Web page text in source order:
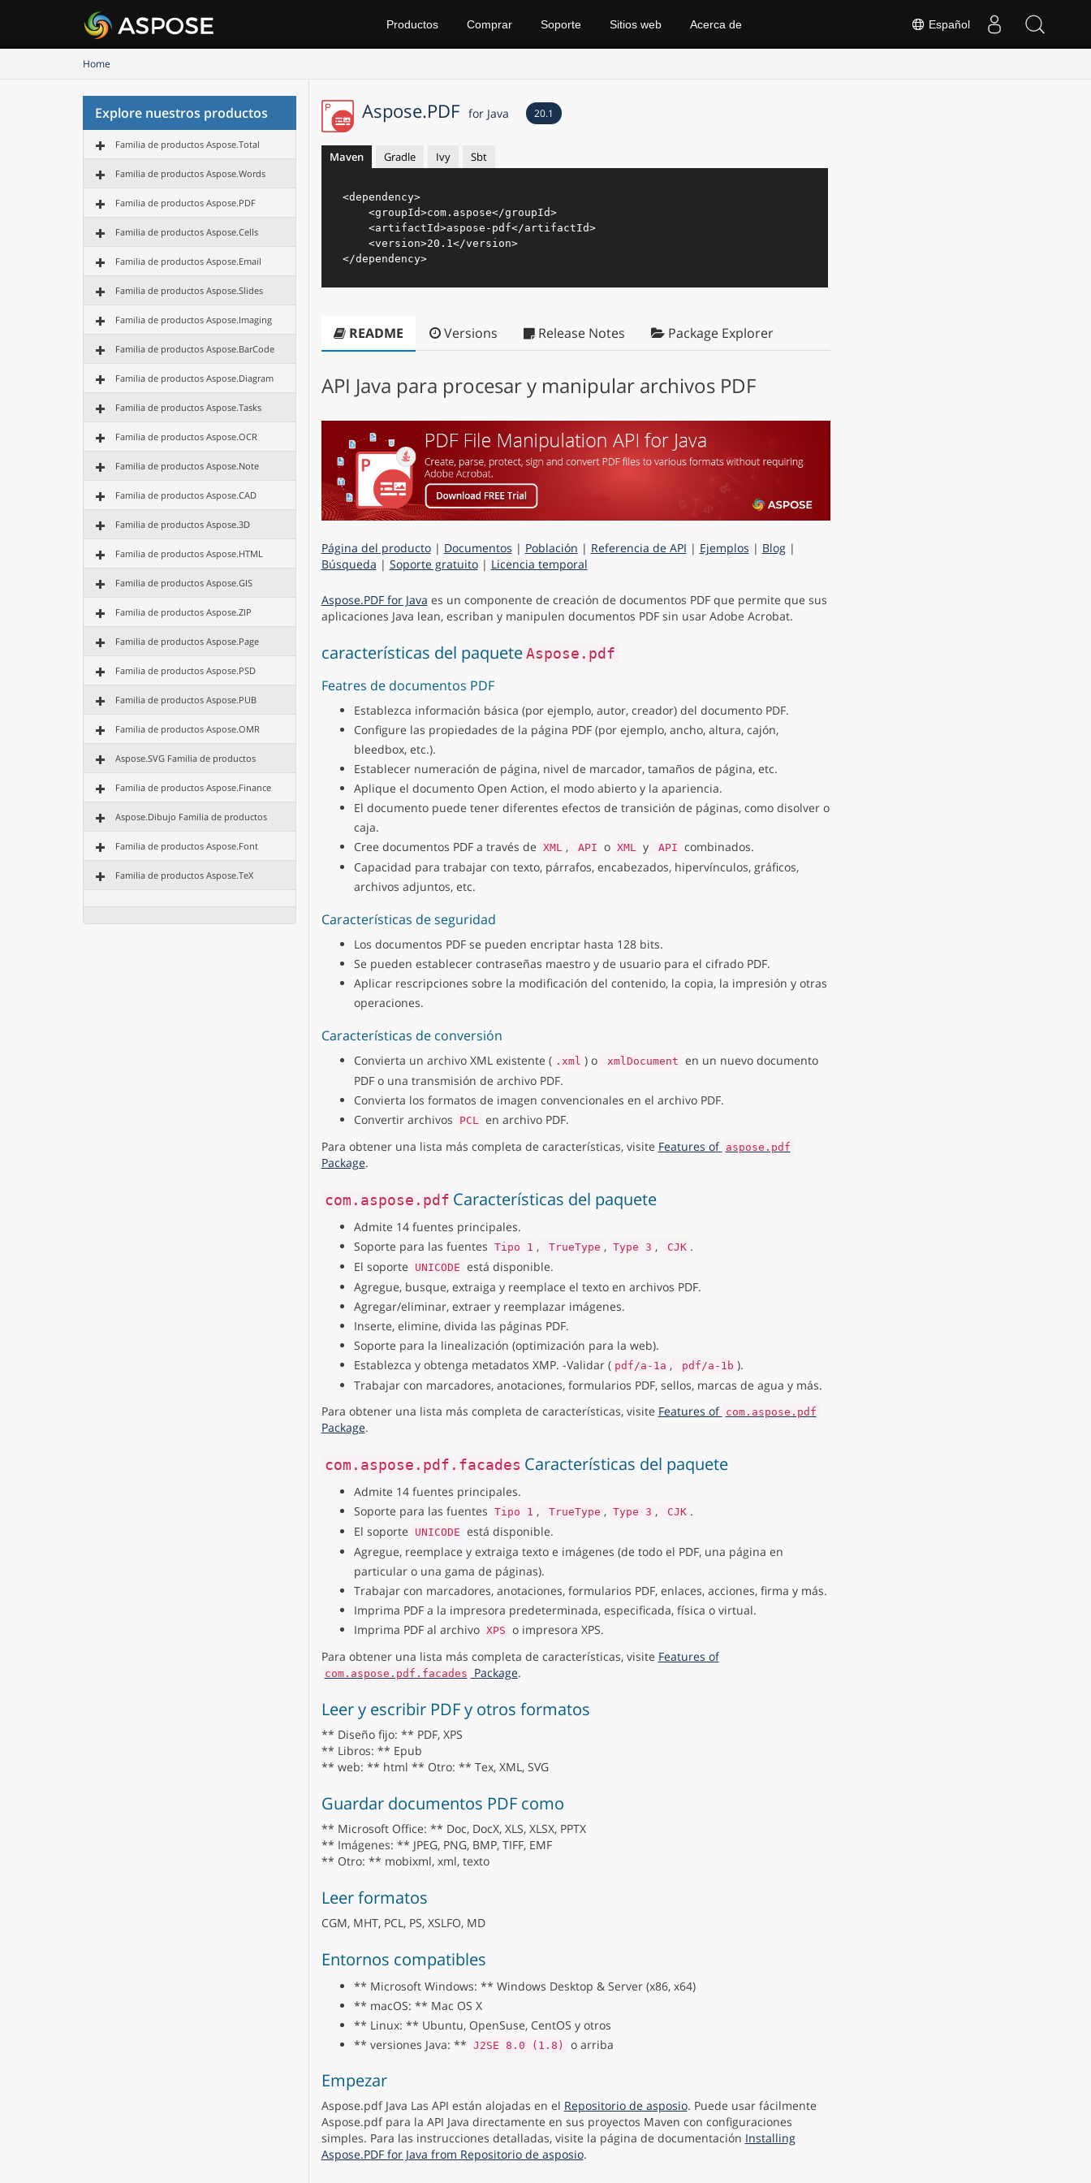
Español
Productos Comprar Soporte Sitios web Acerca de
Home
Explore nuestros productos
Familia de productos Aspose.Total
Familia de productos Aspose.Words
Familia de productos Aspose.PDF
Familia de productos Aspose.Cells
Familia de productos Aspose.Email
Familia de productos Aspose.Slides
Familia de productos Aspose.Imaging
Familia de productos Aspose.BarCode
Familia de productos Aspose.Diagram
Familia de productos Aspose.Tasks
Familia de productos Aspose.OCR
Familia de productos Aspose.Note
Familia de productos Aspose.CAD
Familia de productos Aspose.3D
Familia de productos Aspose.HTML
Familia de productos Aspose.GIS
Familia de productos Aspose.ZIP
Familia de productos Aspose.Page
Familia de productos Aspose.PSD
Familia de productos Aspose.PUB
Familia de productos Aspose.OMR
Aspose.SVG Familia de productos
Familia de productos Aspose.Finance
Aspose.Dibujo Familia de productos
Familia de productos Aspose.Font
Familia de productos Aspose.TeX
Aspose.PDF for Java 20.1
Maven Gradle Ivy Sbt
<dependency>
<groupId>com.aspose</groupId>
<artifactId>aspose-pdf</artifactId>
<version>20.1</version>
</dependency>
README Versions Release Notes Package Explorer
API Java para procesar y manipular archivos PDF
Página del producto| Documentos | Población | Referencia de API | Ejemplos | Blog|
Búsqueda | Soporte gratuito| Licencia temporal
Aspose.PDF for Java es un componente de creación de documentos PDF que permite que sus
aplicaciones Java lean, escriban y manipulen documentos PDF sin usar Adobe Acrobat.
características del paquete Aspose.pdf
Featres de documentos PDF
Establezca información básica (por ejemplo, autor, creador) del documento PDF.
Configure las propiedades de la página PDF (por ejemplo, ancho, altura, cajón,
bleedbox, etc.).
Establecer numeración de página, nivel de marcador, tamaños de página, etc.
Aplique el documento Open Action, el modo abierto y la apariencia.
El documento puede tener diferentes efectos de transición de páginas, como disolver o
caja.
Cree documentos PDF a través de XML , API o XML y API combinados.
Capacidad para trabajar con texto, párrafos, encabezados, hipervínculos, gráficos,
archivos adjuntos, etc.
Características de seguridad
Los documentos PDF se pueden encriptar hasta 128 bits.
Se pueden establecer contraseñas maestro y de usuario para el cifrado PDF.
Aplicar rescripciones sobre la modificación del contenido, la copia, la impresión y otras
operaciones.
Características de conversión
Convierta un archivo XML existente ( .xml ) o xmlDocument en un nuevo documento
PDF o una transmisión de archivo PDF.
Convierta los formatos de imagen convencionales en el archivo PDF.
Convertir archivos
PCL
en archivo PDF.
Para obtener una lista más completa de características, visite Features of aspose.pdf
Package.
com.aspose.pdf Características del paquete
Admite 14 fuentes principales.
Soporte para las fuentes Tipo 1 , TrueType , Type 3 , CJK .
El soporte
UNICODE está disponible.
Agregue, busque, extraiga y reemplace el texto en archivos PDF.
Agregar/eliminar, extraer y reemplazar imágenes.
Inserte, elimine, divida las páginas PDF.
Soporte para la linealización (optimización para la web).
Establezca y obtenga metadatos XMP. -Validar ( pdf/a-1a , pdf/a-1b ).
Trabajar con marcadores, anotaciones, formularios PDF, sellos, marcas de agua y más.
Para obtener una lista más completa de características, visite Features of com.aspose.pdf
Package.
com.aspose.pdf.facades Características del paquete
Admite 14 fuentes principales.
Soporte para las fuentes Tipo 1 , TrueType , Type 3 , CJK .
El soporte
UNICODE está disponible.
Agregue, reemplace y extraiga texto e imágenes (de todo el PDF, una página en
particular o una gama de páginas).
Trabajar con marcadores, anotaciones, formularios PDF, enlaces, acciones, firma y más.
Imprima PDF a la impresora predeterminada, especificada, física o virtual.
Imprima PDF al archivo XPS o impresora XPS.
Para obtener una lista más completa de características, visite Features of
com.aspose.pdf.facades Package.
Leer y escribir PDF y otros formatos
** Diseño fijo: ** PDF, XPS
** Libros: ** Epub
** web: ** html ** Otro: ** Tex, XML, SVG
Guardar documentos PDF como
** Microsoft Office: ** Doc, DocX, XLS, XLSX, PPTX
** Imágenes: ** JPEG, PNG, BMP, TIFF, EMF
** Otro: ** mobixml, xml, texto
Leer formatos
CGM, MHT, PCL, PS, XSLFO, MD
Entornos compatibles
** Microsoft Windows: ** Windows Desktop & Server (x86, x64)
** macOS: ** Mac OS X
** Linux: ** Ubuntu, OpenSuse, CentOS y otros
** versiones Java: ** J2SE 8.0 (1.8) o arriba
Empezar
Aspose.pdf Java Las API están alojadas en el Repositorio de asposio. Puede usar fácilmente
Aspose.pdf para la API Java directamente en sus proyectos Maven con configuraciones
simples. Para las instrucciones detalladas, visite la página de documentación Installing
Aspose.PDF for Java from Repositorio de asposio.